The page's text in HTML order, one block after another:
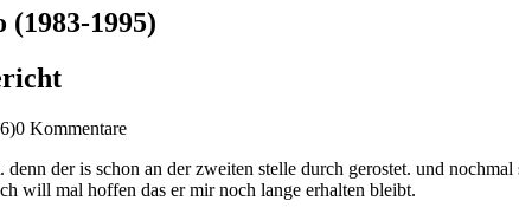
1995)
0 Kommentare
der is schon an der zweiten stelle durch gerostet. und
will mal hoffen das er mir noch lange erhalten bleibt.